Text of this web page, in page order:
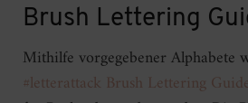
Brush Lettering
Mithilfe vorgegebener Alphabete
#letterattack Brush Lettering Guide